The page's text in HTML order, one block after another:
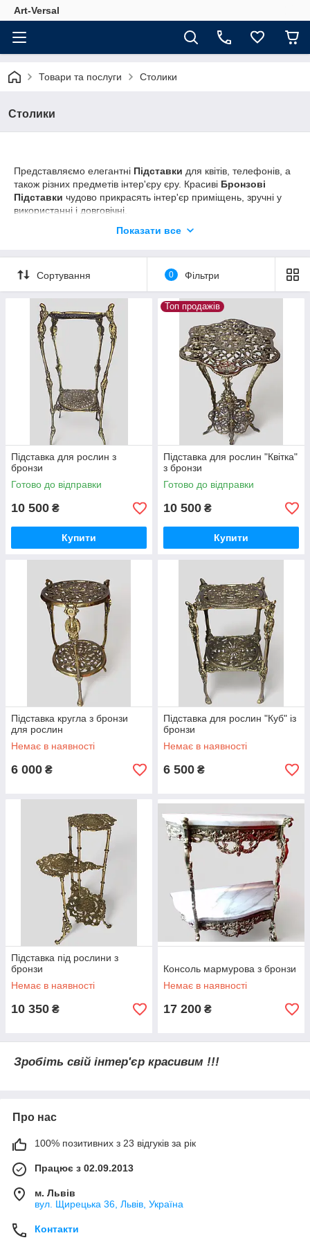
Аrt-Versal
Товари та послуги Столики
Столики
Представляємо елегантні Підставки для квітів, телефонів, а
також різних предметів інтер'єру єру. Красиві Бронзові
Підставки чудово прикрасять інтер'єр приміщень, зручні у
використанні і довговічні.
розмірів, що дозволяє підібрати необхідну модель, крім того
або Ваших близьких і друзів.
Показати все
Сортування 0 Фільтри
Підставка для рослин з
бронзи
Готово до відправки
10 500 ₴
Купити
Топ продажів
Підставка для рослин "Квітка"
з бронзи
Готово до відправки
10 500 ₴
Купити
Підставка кругла з бронзи
для рослин
Немає в наявності
6 000 ₴
Підставка для рослин "Куб" із
бронзи
Немає в наявності
6 500 ₴
Підставка під рослини з
бронзи
Немає в наявності
10 350 ₴
Консоль мармурова з бронзи
Немає в наявності
17 200 ₴
Зробіть свій інтер'єр красивим !!!
Про нас
100% позитивних з 23 відгуків за рік
Працює з 02.09.2013
м. Львів
вул. Щирецька 36, Львів, Україна
Контакти